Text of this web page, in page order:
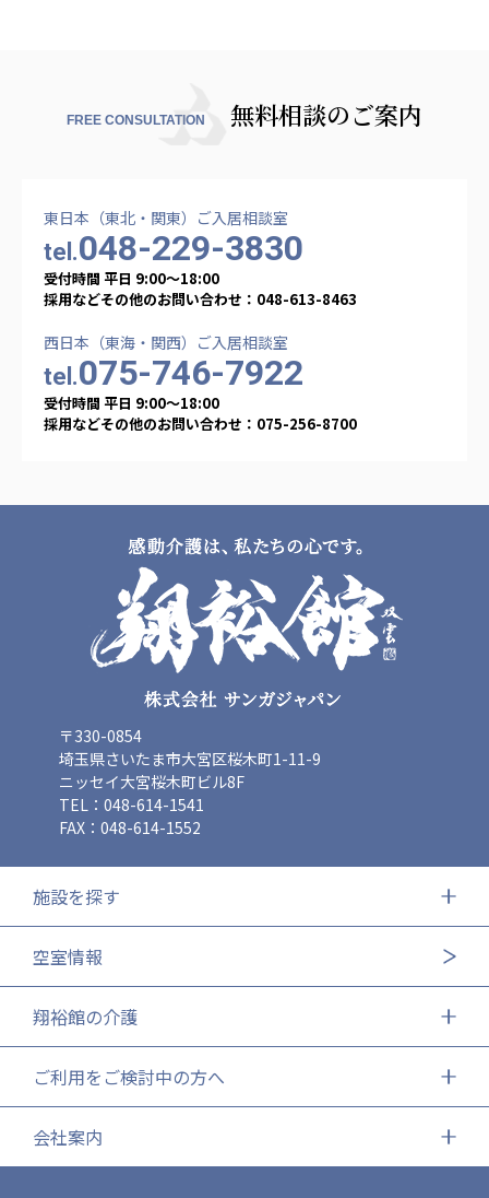
FREE CONSULTATION 無料相談のご案内
東日本（東北・関東）ご入居相談室
tel.048-229-3830
受付時間 平日 9:00〜18:00
採用などその他のお問い合わせ：048-613-8463
西日本（東海・関西）ご入居相談室
tel.075-746-7922
受付時間 平日 9:00〜18:00
採用などその他のお問い合わせ：075-256-8700
〒330-0854
埼玉県さいたま市大宮区桜木町1-11-9
ニッセイ大宮桜木町ビル8F
TEL：048-614-1541
FAX：048-614-1552
施設を探す
空室情報
翔裕館の介護
ご利用をご検討中の方へ
会社案内